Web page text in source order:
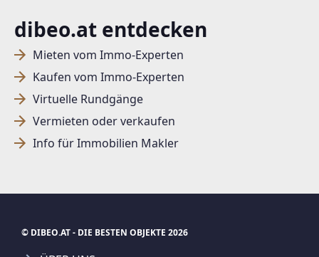
dibeo.at entdecken
Mieten vom Immo-Experten
Kaufen vom Immo-Experten
Virtuelle Rundgänge
Vermieten oder verkaufen
Info für Immobilien Makler
© DIBEO.AT - DIE BESTEN OBJEKTE 2026